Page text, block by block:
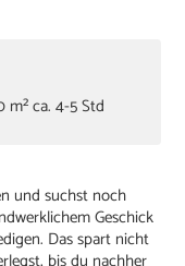
m² ca. 4-5 Std
und suchst noch
Geschick
Das spart nicht